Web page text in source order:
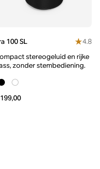
100 SL
4.8
stereogeluid en rijke
zonder stembediening.